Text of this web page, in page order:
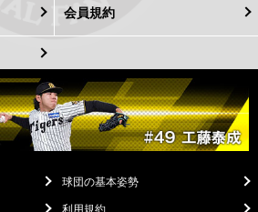
会員規約
球団の基本姿勢
利用規約